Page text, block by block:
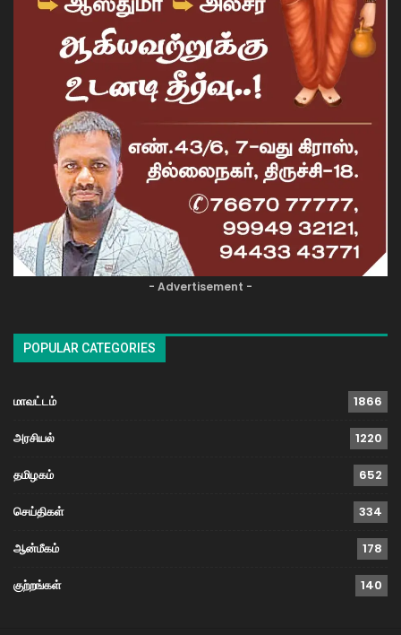
- Advertisement -
POPULAR CATEGORIES
மாவட்டம் 1866
அரசியல் 1220
தமிழகம் 652
செய்திகள் 334
ஆன்மீகம் 178
குற்றங்கள் 140